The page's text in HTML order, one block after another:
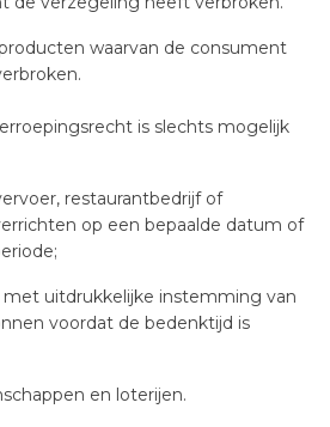
waarvan de consument
is slechts mogelijk
restaurantbedrijf of
op een bepaalde datum of
met uitdrukkelijke instemming van
voordat de bedenktijd is
en loterijen.